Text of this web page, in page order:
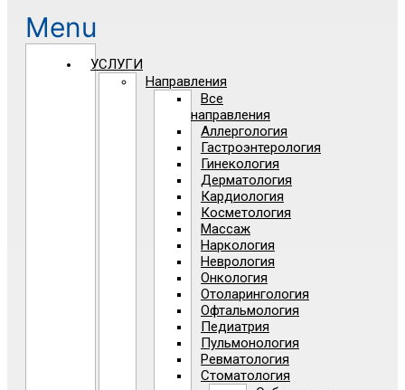
Menu
УСЛУГИ
Направления
Все
направления
Аллергология
Гастроэнтерология
Гинекология
Дерматология
Кардиология
Косметология
Массаж
Наркология
Неврология
Онкология
Отоларингология
Офтальмология
Педиатрия
Пульмонология
Ревматология
Стоматология